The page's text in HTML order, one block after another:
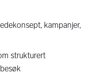
kampanjer,
strukturert